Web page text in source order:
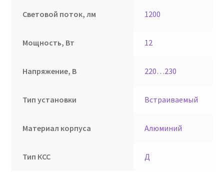
Световой поток, лм 1200
Мощность, Вт 12
Напряжение, В 220…230
Тип установки Встраиваемый
Материал корпуса Алюминий
Тип КСС Д